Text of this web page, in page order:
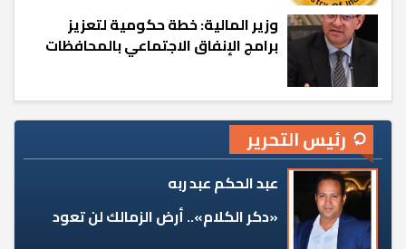
وزير المالية: خطة حكومية لتعزيز
برامج الإنفاق الاجتماعي بالمحافظات
رئيس التحرير
عبد الحكم عبد ربه
«دكر الكلام».. أرض الزمالك لن تعود